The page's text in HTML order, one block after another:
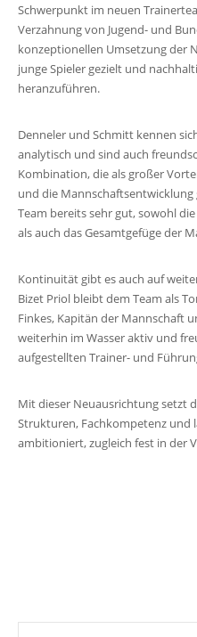
Schwerpunkt im neuen
Verzahnung von Jugend- und
konzeptionellen Umsetzung der
junge Spieler gezielt und
heranzuführen.
Denneler und Schmitt kennen
analytisch und sind auch
Kombination, die als großer
und die Mannschaftsentwicklung
Team bereits sehr gut, sowohl
als auch das Gesamtgefüge der
Kontinuität gibt es auch auf
Bizet Priol bleibt dem Team als
Finkes, Kapitän der Mannschaft
weiterhin im Wasser aktiv und
aufgestellten Trainer- und
Mit dieser Neuausrichtung setzt
Strukturen, Fachkompetenz und
ambitioniert, zugleich fest in der